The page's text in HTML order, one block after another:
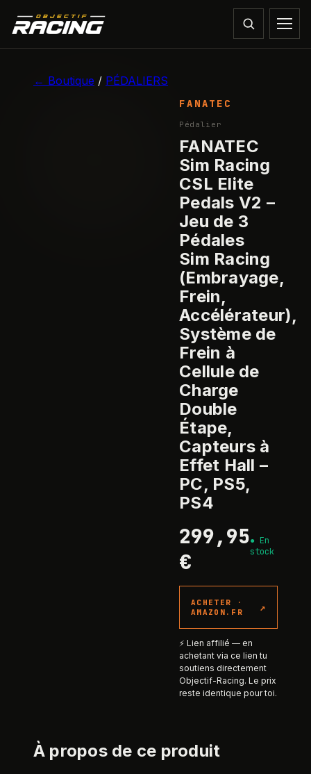
← Boutique / PÉDALIERS
1/7
FANATEC
Pédalier
FANATEC
Sim Racing
CSL Elite
Pedals V2 –
Jeu de 3
Pédales
Sim Racing
(Embrayage,
Frein,
Accélérateur),
Système de
Frein à
Cellule de
Charge
Double
Étape,
Capteurs à
Effet Hall –
PC, PS5,
PS4
299,95
€
● En
stock
ACHETER ·
AMAZON.FR
↗
⚡ Lien affilié — en
achetant via ce lien tu
soutiens directement
Objectif-Racing. Le prix
reste identique pour toi.
À propos de ce produit